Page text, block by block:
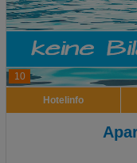
10
Hotelinfo